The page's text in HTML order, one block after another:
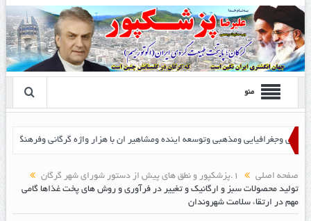
منو
صفحه اصلی
1.پزشکپور و نطق های پیش از دستور شورای شهر گرگان
تولید محصولات سبز و ارگانیک و تغییر در فرآوری و روش های پخت غذاها گامی
مهم در ارتقاء سلامت شهروندان